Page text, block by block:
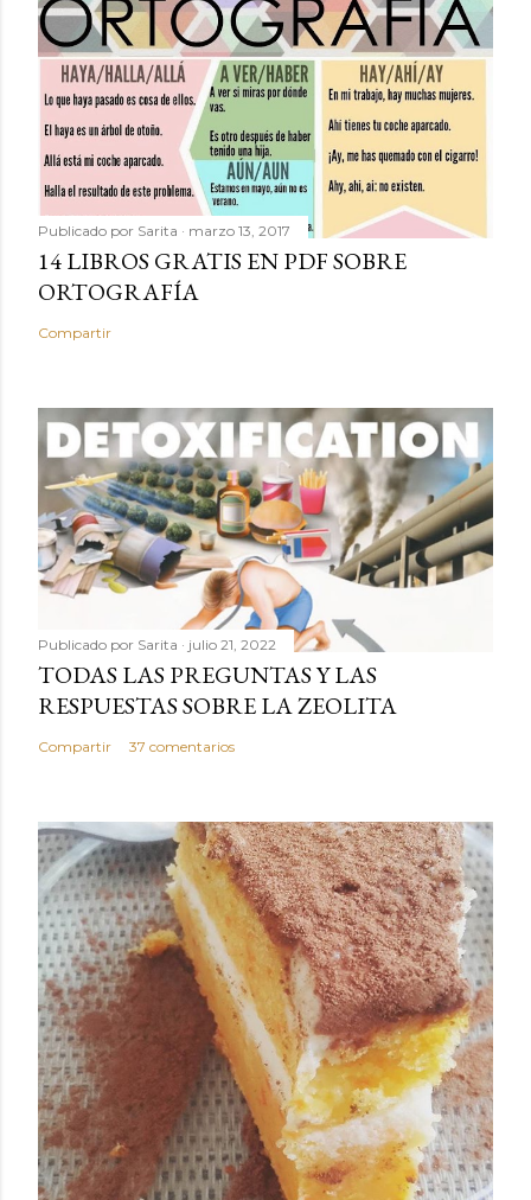
Publicado por Sarita marzo 13, 2017
14 LIBROS GRATIS EN PDF SOBRE
ORTOGRAFÍA
Compartir
Publicado por Sarita julio 21, 2022
TODAS LAS PREGUNTAS Y LAS
RESPUESTAS SOBRE LA ZEOLITA
Compartir 37 comentarios